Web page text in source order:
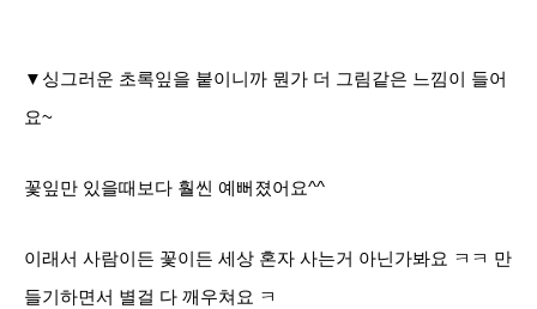
▼싱그러운 초록잎을 붙이니까 뭔가 더 그림같은 느낌이 들어
요~
꽃잎만 있을때보다 훨씬 예뻐졌어요^^
이래서 사람이든 꽃이든 세상 혼자 사는거 아닌가봐요 ㅋㅋ 만
들기하면서 별걸 다 깨우쳐요 ㅋ